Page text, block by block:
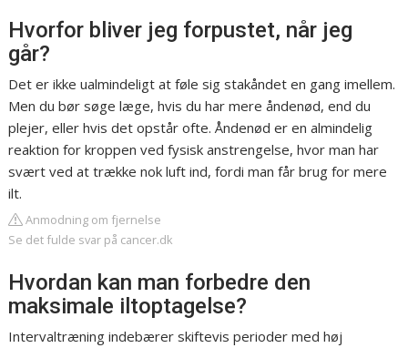
Hvorfor bliver jeg forpustet, når jeg
går?
Det er ikke ualmindeligt at føle sig stakåndet en gang imellem.
Men du bør søge læge, hvis du har mere åndenød, end du
plejer, eller hvis det opstår ofte. Åndenød er en almindelig
reaktion for kroppen ved fysisk anstrengelse, hvor man har
svært ved at trække nok luft ind, fordi man får brug for mere
ilt.
Anmodning om fjernelse
Se det fulde svar på cancer.dk
Hvordan kan man forbedre den
maksimale iltoptagelse?
Intervaltræning indebærer skiftevis perioder med høj